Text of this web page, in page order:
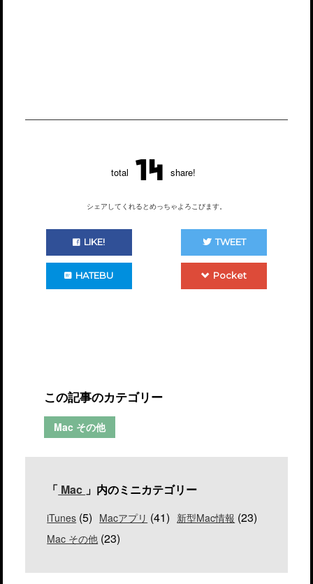
total 14 share!
シェアしてくれるとめっちゃよろこびます。
LIKE! TWEET
HATEBU Pocket
この記事のカテゴリー
Mac その他
「 Mac 」内のミニカテゴリー
iTunes (5) Macアプリ (41) 新型Mac情報 (23)
Mac その他 (23)